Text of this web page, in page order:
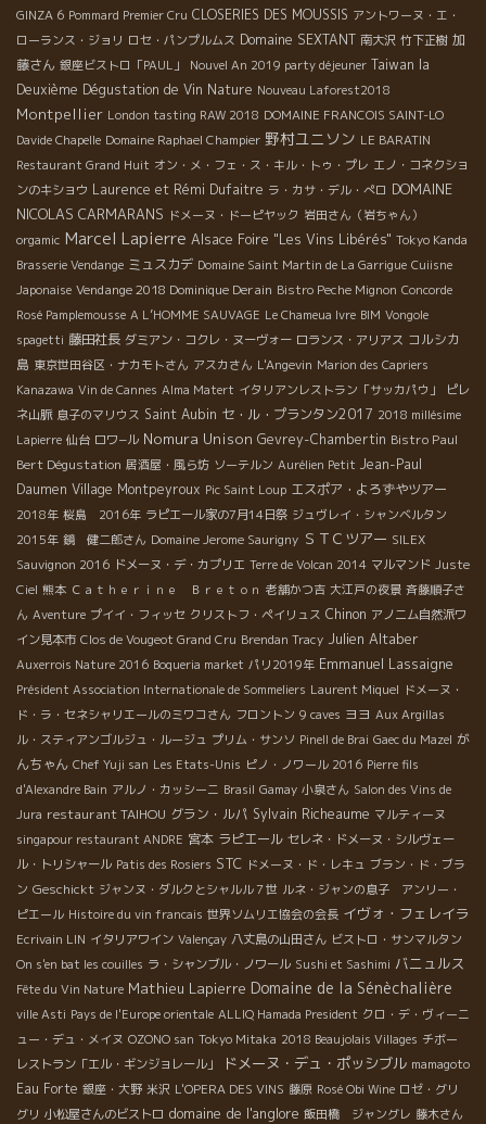
GINZA 6 Pommard Premier Cru CLOSERIES DES MOUSSIS アントワーヌ・エ・
ローランス・ジョリ ロセ・パンプルムス Domaine SEXTANT 南大沢 竹下正樹 加
藤さん 銀座ビストロ「PAUL」 Nouvel An 2019 party déjeuner Taiwan la
Deuxième Dégustation de Vin Nature Nouveau Laforest2018
Montpellier London tasting RAW 2018 DOMAINE FRANCOIS SAINT-LO
Davide Chapelle Domaine Raphael Champier 野村ユニソン LE BARATIN
Restaurant Grand Huit オン・メ・フェ・ス・キル・トゥ・プレ エノ・コネクショ
ンのキショウ Laurence et Rémi Dufaitre ラ・カサ・デル・ぺロ DOMAINE
NICOLAS CARMARANS ドメーヌ・ドーピヤック 岩田さん（岩ちゃん）
orgamic Marcel Lapierre Alsace Foire "Les Vins Libérés" Tokyo Kanda
Brasserie Vendange ミュスカデ Domaine Saint Martin de La Garrigue Cuiisne
Japonaise Vendange 2018 Dominique Derain Bistro Peche Mignon Concorde
Rosé Pamplemousse A L’HOMME SAUVAGE Le Chameua Ivre BIM Vongole
spagetti 藤田社長 ダミアン・コクレ・ヌーヴォー ロランス・アリアス コルシカ
島 東京世田谷区・ナカモトさん アスカさん L'Angevin Marion des Capriers
Kanazawa Vin de Cannes Alma Matert イタリアンレストラン「サッカパウ」
ピレ
ネ山脈 息子のマリウス Saint Aubin セ・ル・プランタン2017 2018 millésime
Lapierre 仙台 ロワ−ル Nomura Unison Gevrey-Chambertin Bistro Paul
Bert Dégustation 居酒屋・風ら坊 ソーテルン Aurélien Petit Jean-Paul
Daumen Village Montpeyroux Pic Saint Loup エスポア・よろずやツアー
2018年 桜島 2016年 ラピエール家の7月14日祭 ジュヴレイ・シャンベルタン
2015年 鏡 健二郎さん Domaine Jerome Saurigny ＳＴＣツアー SILEX
Sauvignon 2016 ドメーヌ・デ・カプリエ Terre de Volcan 2014 マルマンド Juste
Ciel 熊本 Ｃａｔｈｅｒｉｎｅ Ｂｒｅｔｏｎ 老舗かつ吉 大江戸の夜景 斉藤順子さ
ん Aventure プイイ・フィッセ クリストフ・ペイリュス Chinon アノニム自然派ワ
イン見本市 Clos de Vougeot Grand Cru Brendan Tracy Julien Altaber
Auxerrois Nature 2016 Boqueria market パリ2019年 Emmanuel Lassaigne
Président Association Internationale de Sommeliers Laurent Miquel ドメーヌ・
ド・ラ・セネシャリエールのミワコさん フロントン 9 caves ヨヨ Aux Argillas
ル・スティアンゴルジュ・ルージュ プリム・サンソ Pinell de Brai Gaec du Mazel が
んちゃん Chef Yuji san Les Etats-Unis ピノ・ノワール 2016 Pierre fils
d'Alexandre Bain アルノ・カッシーニ Brasil Gamay 小泉さん Salon des Vins de
Jura restaurant TAIHOU グラン・ルパ Sylvain Richeaume マルティーヌ
singapour restaurant ANDRE 宮本 ラピエール セレネ・ドメーヌ・シルヴェー
ル・トリシャール Patis des Rosiers STC ドメーヌ・ド・レキュ ブラン・ド・ブラ
ン Geschickt ジャンヌ・ダルクとシャルル７世 ルネ・ジャンの息子 アンリー・
ピエール Histoire du vin francais 世界ソムリエ協会の会長 イヴォ・フェレイラ
Ecrivain LIN イタリアワイン Valençay 八丈島の山田さん ビストロ・サンマルタン
On s'en bat les couilles ラ・シャンブル・ノワール Sushi et Sashimi バニュルス
Fête du Vin Nature Mathieu Lapierre Domaine de la Sénèchalière
ville Asti Pays de l'Europe orientale ALLIQ Hamada President クロ・デ・ヴィーニ
ュー・デュ・メイヌ OZONO san Tokyo Mitaka 2018 Beaujolais Villages チボー
レストラン「エル・ギンジョレール」
ドメーヌ・デュ・ポッシブル mamagoto
Eau Forte 銀座・大野 米沢 L'OPERA DES VINS 藤原 Rosé Obi Wine ロゼ・グリ
グリ 小松屋さんのビストロ domaine de l'anglore 飯田橋 ジャングレ 藤木さん